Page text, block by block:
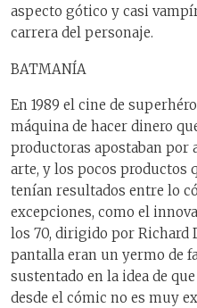
aspecto gótico y casi
carrera del personaje.
BATMANÍA
En 1989 el cine de
máquina de hacer dinero
productoras apostaban por
arte, y los pocos productos
tenían resultados entre lo
excepciones, como el
los 70, dirigido por Richard
pantalla eran un yermo de
sustentado en la idea de
desde el cómic no es muy